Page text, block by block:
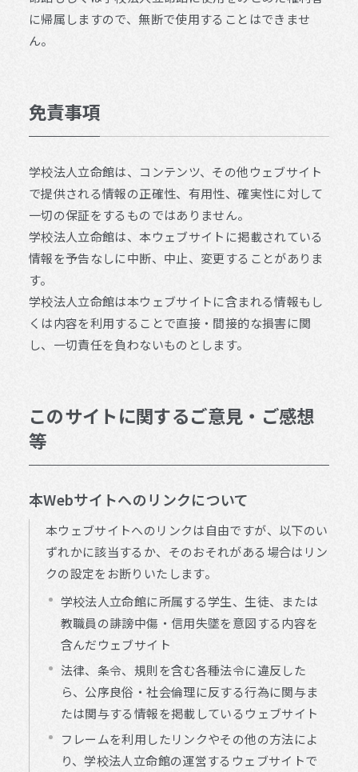
に帰属しますので、無断で使用することはできませ
ん。
免責事項
学校法人立命館は、コンテンツ、その他ウェブサイト
で提供される情報の正確性、有用性、確実性に対して
一切の保証をするものではありません。
学校法人立命館は、本ウェブサイトに掲載されている
情報を予告なしに中断、中止、変更することがありま
す。
学校法人立命館は本ウェブサイトに含まれる情報もし
くは内容を利用することで直接・間接的な損害に関
し、一切責任を負わないものとします。
このサイトに関するご意見・ご感想
等
本Webサイトへのリンクについて
本ウェブサイトへのリンクは自由ですが、以下のい
ずれかに該当するか、そのおそれがある場合はリン
クの設定をお断りいたします。
学校法人立命館に所属する学生、生徒、または
教職員の誹謗中傷・信用失墜を意図する内容を
含んだウェブサイト
法律、条令、規則を含む各種法令に違反した
ら、公序良俗・社会倫理に反する行為に関与ま
たは関与する情報を掲載しているウェブサイト
フレームを利用したリンクやその他の方法によ
り、学校法人立命館の運営するウェブサイトで